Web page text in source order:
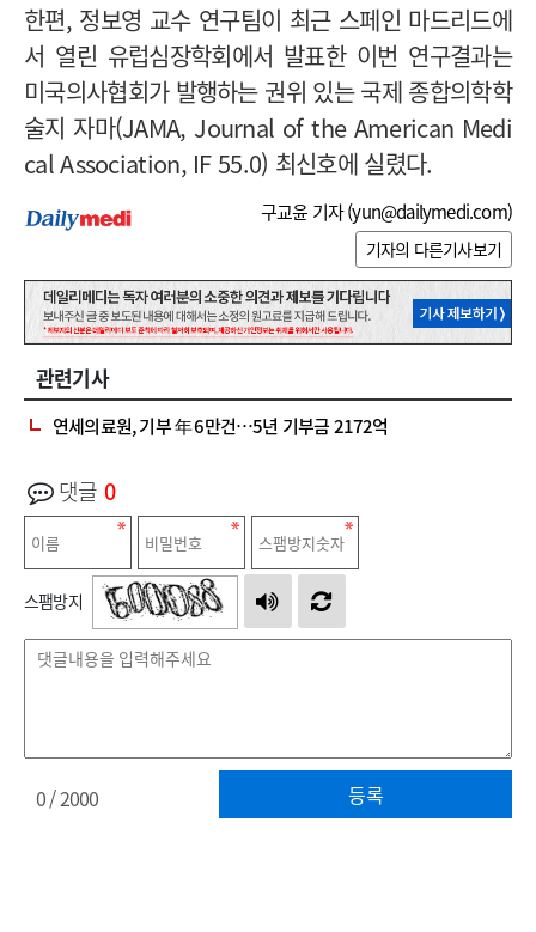
한편, 정보영 교수 연구팀이 최근 스페인 마드리드에
서 열린 유럽심장학회에서 발표한 이번 연구결과는
미국의사협회가 발행하는 권위 있는 국제 종합의학학
술지 자마(JAMA, Journal of the American Medi
cal Association, IF 55.0) 최신호에 실렸다.
구교윤 기자 (yun@dailymedi.com)
기자의 다른기사보기
관련기사
연세의료원, 기부 年 6만건…5년 기부금 2172억
댓글 0
스팸방지
등록
0/ 2000